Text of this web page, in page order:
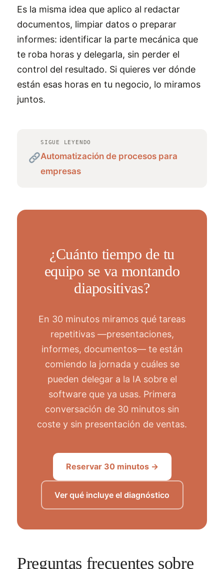
Es la misma idea que aplico al redactar
documentos, limpiar datos o preparar
informes: identificar la parte mecánica que
te roba horas y delegarla, sin perder el
control del resultado. Si quieres ver dónde
están esas horas en tu negocio, lo miramos
juntos.
SIGUE LEYENDO
Automatización de procesos para
empresas
¿Cuánto tiempo de tu
equipo se va montando
diapositivas?
En 30 minutos miramos qué tareas
repetitivas —presentaciones,
informes, documentos— te están
comiendo la jornada y cuáles se
pueden delegar a la IA sobre el
software que ya usas. Primera
conversación de 30 minutos sin
coste y sin presentación de ventas.
Reservar 30 minutos →
Ver qué incluye el diagnóstico
Preguntas frecuentes sobre